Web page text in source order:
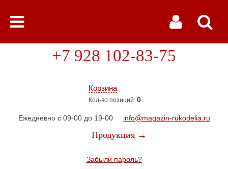
Корзина
Кол-во позиций: 0
+7 928 102-83-75
Ежедневно с 09-00 до 19-00 info@magazin-rukodelia.ru
Продукция →
Забыли пароль?